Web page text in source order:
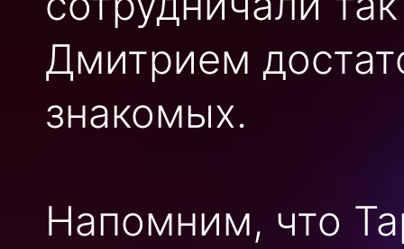
Дмитрием
знакомых.
Напомним, что